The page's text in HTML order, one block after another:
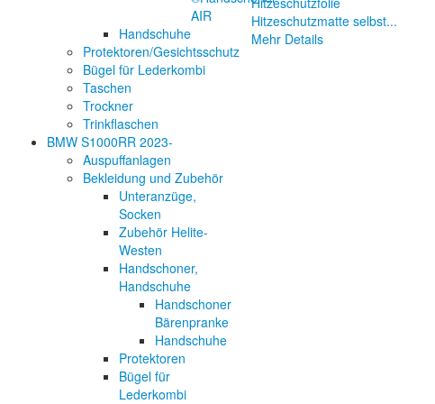
AIR
Handschuhe
Protektoren/Gesichtsschutz
Bügel für Lederkombi
Taschen
Trockner
Trinkflaschen
BMW S1000RR 2023-
Auspuffanlagen
Bekleidung und Zubehör
Unteranzüge,
Socken
Zubehör Helite-
Westen
Handschoner,
Handschuhe
Handschoner
Bärenpranke
Handschuhe
Protektoren
Bügel für
Lederkombi
Hitzeschutzmatte selbst...
Mehr Details